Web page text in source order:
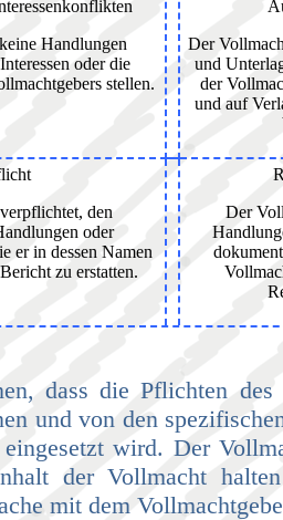
Handlungen
oder die
stellen.
Der
und
der
und auf
den
oder
er in dessen Namen
zu erstatten.
Der
dass die Pflichten des
und von den
wird. Der
der Vollmacht
mit dem